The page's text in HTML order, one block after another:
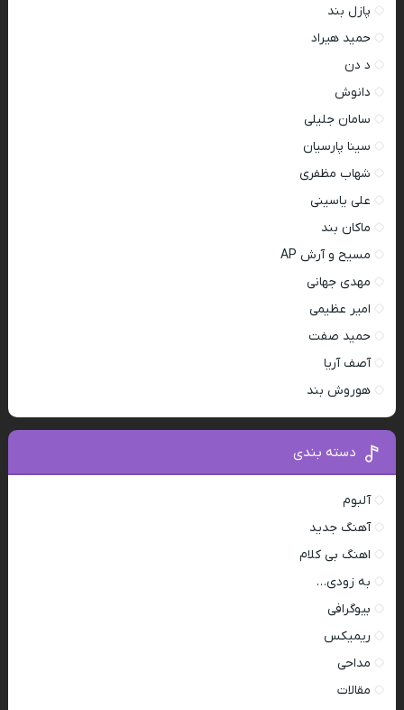
پازل بند
حمید هیراد
د دن
دانوش
سامان جلیلی
سینا پارسیان
شهاب مظفری
علی یاسینی
ماکان بند
مسیح و آرش AP
مهدی جهانی
امیر عظیمی
حمید صفت
آصف آریا
هوروش بند
دسته بندی
آلبوم
آهنگ جدید
اهنگ بی کلام
به زودی…
بیوگرافی
ریمیکس
مداحی
مقالات